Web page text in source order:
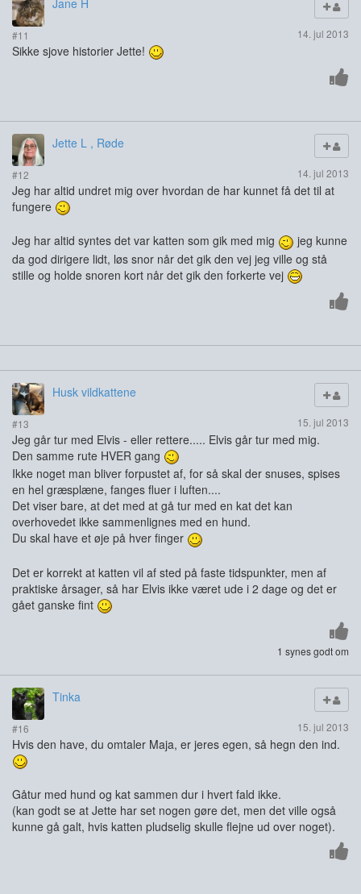
#11 14. jul 2013
Sikke sjove historier Jette!
Jette L , Røde
#12 14. jul 2013
Jeg har altid undret mig over hvordan de har kunnet få det til at
fungere
Jeg har altid syntes det var katten som gik med mig
jeg kunne
da god dirigere lidt, løs snor når det gik den vej jeg ville og stå
stille og holde snoren kort når det gik den forkerte vej
Husk vildkattene
#13 15. jul 2013
Jeg går tur med Elvis - eller rettere..... Elvis går tur med mig.
Den samme rute HVER gang
Ikke noget man bliver forpustet af, for så skal der snuses, spises
en hel græsplæne, fanges fluer i luften....
Det viser bare, at det med at gå tur med en kat det kan
overhovedet ikke sammenlignes med en hund.
Du skal have et øje på hver finger
Det er korrekt at katten vil af sted på faste tidspunkter, men af
praktiske årsager, så har Elvis ikke været ude i 2 dage og det er
gået ganske fint
1 synes godt om
Tinka
#16 15. jul 2013
Hvis den have, du omtaler Maja, er jeres egen, så hegn den ind.
Gåtur med hund og kat sammen dur i hvert fald ikke.
(kan godt se at Jette har set nogen gøre det, men det ville også
kunne gå galt, hvis katten pludselig skulle flejne ud over noget).